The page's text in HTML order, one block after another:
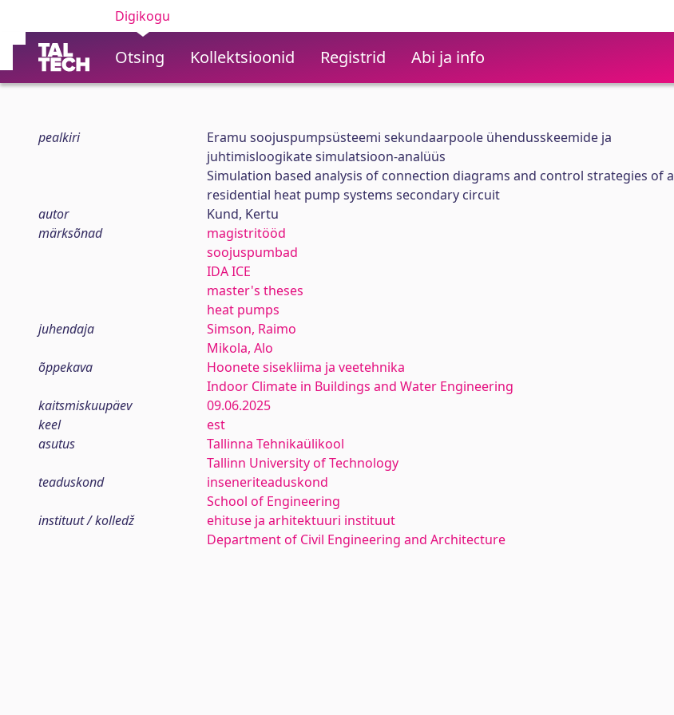
Digikogu
Otsing Kollektsioonid Registrid Abi ja info
pealkiri
Eramu soojuspumpsüsteemi sekundaarpoole ühendusskeemide ja
juhtimisloogikate simulatsioon-analüüs
Simulation based analysis of connection diagrams and control strategies of a
residential heat pump systems secondary circuit
autor
Kund, Kertu
märksõnad
magistritööd
soojuspumbad
IDA ICE
master's theses
heat pumps
juhendaja
Simson, Raimo
Mikola, Alo
õppekava
Hoonete sisekliima ja veetehnika
Indoor Climate in Buildings and Water Engineering
kaitsmiskuupäev
09.06.2025
keel
est
asutus
Tallinna Tehnikaülikool
Tallinn University of Technology
teaduskond
inseneriteaduskond
School of Engineering
instituut / kolledž
ehituse ja arhitektuuri instituut
Department of Civil Engineering and Architecture